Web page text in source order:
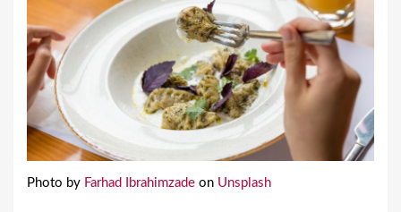
Photo by Farhad Ibrahimzade on Unsplash